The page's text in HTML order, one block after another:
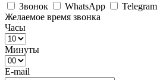
Звонок
WhatsApp
Telegram
Желаемое время звонка
Часы
Минуты
E-mail